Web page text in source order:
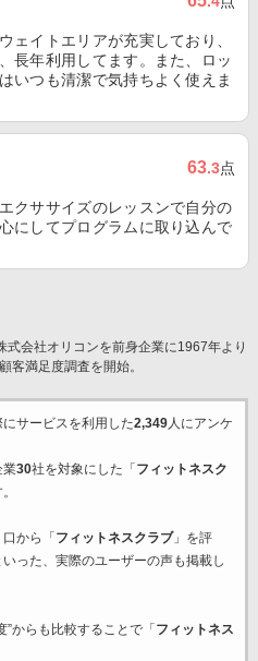
ェイトエリアが充実しており、
長年利用してます。また、ロッ
いつも清潔で気持ちよく使えま
63.3点
クササイズのレッスンで自分の
にしてプログラムに取り込んで
式会社オリコンを前身企業に1967年より
客満足度調査を開始。
サービスを利用した2,349人にアンケ
業30社を対象にした「 フィットネスク
から「 フィットネスクラブ」を評
った、実際のユーザーの声も掲載し
からも比較することで「 フィットネス